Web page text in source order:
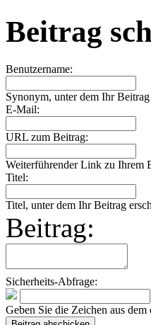
Beitrag
Benutzername:
Synonym, unter dem Ihr
E-Mail:
URL zum Beitrag:
Weiterführender Link zu Ihrem
Titel:
Titel, unter dem Ihr Beitrag
Beitrag:
Sicherheits-Abfrage:
Geben Sie die Zeichen aus